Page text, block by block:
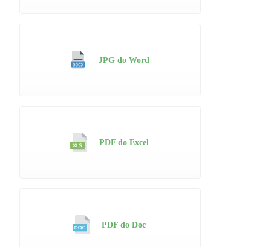
JPG do Word
PDF do Excel
PDF do Doc